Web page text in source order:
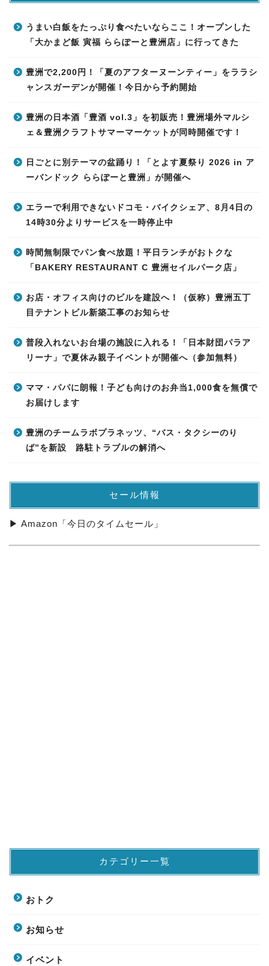
うまい白飯をたっぷり食べたいならここ！オープンした
「大かまど飯 寅福 ららぽーと豊洲店」に行ってきた
豊洲で2,200円！「夏のアフターヌーンティー」をララシ
ャンスガーデンが開催！今日から予約開始
豊洲の日本酒「豊酒 vol.3」を初販売！豊洲場外マルシ
ェ＆豊洲クラフトサマーマーケットが同時開催です！
日ごとに別テーマの盆踊り！「とよす夏祭り 2026 in ア
ーバンドック ららぽーと豊洲」が開催へ
エラーで利用できないドコモ・バイクシェア、8月4日の
14時30分よりサービスを一時停止中
時間無制限でパン食べ放題！平日ランチがおトクな
「BAKERY RESTAURANT C 豊洲セイルパーク店」
お店・オフィス向けのビルを建設へ！（仮称）豊洲五丁
目テナントビル新築工事のお知らせ
普段入れないお台場の施設に入れる！「日本財団パラア
リーナ」で夏休み親子イベントが開催へ（参加無料）
ママ・パパに朗報！子ども向けのお弁当1,000食を無償で
お届けします
豊洲のチームラボプラネッツ、“バス・タクシーのり
ば”を新設 路駐トラブルの解消へ
セール情報
▶ Amazon「今日のタイムセール」
カテゴリー一覧
おトク
お知らせ
イベント